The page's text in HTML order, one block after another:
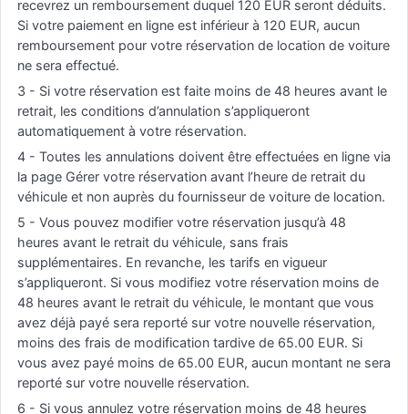
recevrez un remboursement duquel 120 EUR seront déduits.
Si votre paiement en ligne est inférieur à 120 EUR, aucun
remboursement pour votre réservation de location de voiture
ne sera effectué.
3 - Si votre réservation est faite moins de 48 heures avant le
retrait, les conditions d’annulation s’appliqueront
automatiquement à votre réservation.
4 - Toutes les annulations doivent être effectuées en ligne via
la page Gérer votre réservation avant l’heure de retrait du
véhicule et non auprès du fournisseur de voiture de location.
5 - Vous pouvez modifier votre réservation jusqu’à 48
heures avant le retrait du véhicule, sans frais
supplémentaires. En revanche, les tarifs en vigueur
s’appliqueront. Si vous modifiez votre réservation moins de
48 heures avant le retrait du véhicule, le montant que vous
avez déjà payé sera reporté sur votre nouvelle réservation,
moins des frais de modification tardive de 65.00 EUR. Si
vous avez payé moins de 65.00 EUR, aucun montant ne sera
reporté sur votre nouvelle réservation.
6 - Si vous annulez votre réservation moins de 48 heures